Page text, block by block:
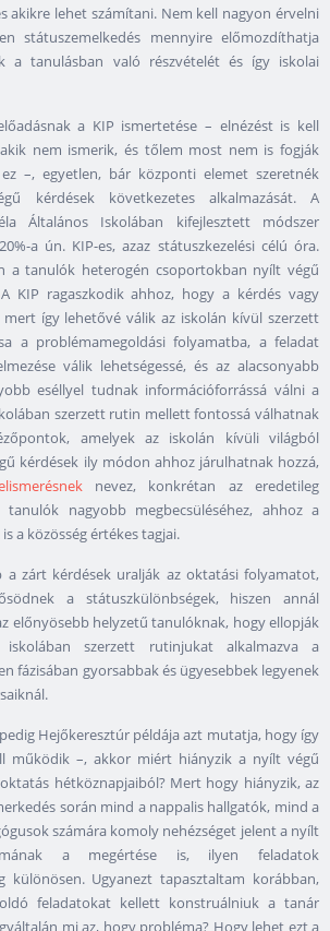
akikre lehet számítani. Nem kell nagyon érvelni
státuszemelkedés mennyire előmozdíthatja
a tanulásban való részvételét és így iskolai
a KIP ismertetése – elnézést is kell
nem ismerik, és tőlem most nem is fogják
–, egyetlen, bár központi elemet szeretnék
kérdések következetes alkalmazását. A
Általános Iskolában kifejlesztett módszer
a ún. KIP-es, azaz státuszkezelési célú óra.
a tanulók heterogén csoportokban nyílt végű
KIP ragaszkodik ahhoz, hogy a kérdés vagy
így lehetővé válik az iskolán kívül szerzett
a problémamegoldási folyamatba, a feladat
válik lehetségessé, és az alacsonyabb
eséllyel tudnak információforrássá válni a
szerzett rutin mellett fontossá válhatnak
amelyek az iskolán kívüli világból
kérdések ily módon ahhoz járulhatnak hozzá,
nevez, konkrétan az eredetileg
tanulók nagyobb megbecsüléséhez, ahhoz a
a közösség értékes tagjai.
a zárt kérdések uralják az oktatási folyamatot,
a státuszkülönbségek, hiszen annál
előnyösebb helyzetű tanulóknak, hogy ellopják
szerzett rutinjukat alkalmazva a
fázisában gyorsabbak és ügyesebbek legyenek
Hejőkeresztúr példája azt mutatja, hogy így
működik –, akkor miért hiányzik a nyílt végű
hétköznapjaiból? Mert hogy hiányzik, az
során mind a nappalis hallgatók, mind a
számára komoly nehézséget jelent a nyílt
a megértése is, ilyen feladatok
különösen. Ugyanezt tapasztaltam korábban,
feladatokat kellett konstruálniuk a tanár
mi az, hogy probléma? Hogy lehet ezt a